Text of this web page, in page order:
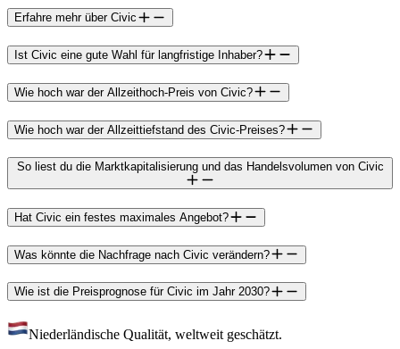
Erfahre mehr über Civic
Ist Civic eine gute Wahl für langfristige Inhaber?
Wie hoch war der Allzeithoch-Preis von Civic?
Wie hoch war der Allzeittiefstand des Civic-Preises?
So liest du die Marktkapitalisierung und das Handelsvolumen von Civic
Hat Civic ein festes maximales Angebot?
Was könnte die Nachfrage nach Civic verändern?
Wie ist die Preisprognose für Civic im Jahr 2030?
Niederländische Qualität, weltweit geschätzt.